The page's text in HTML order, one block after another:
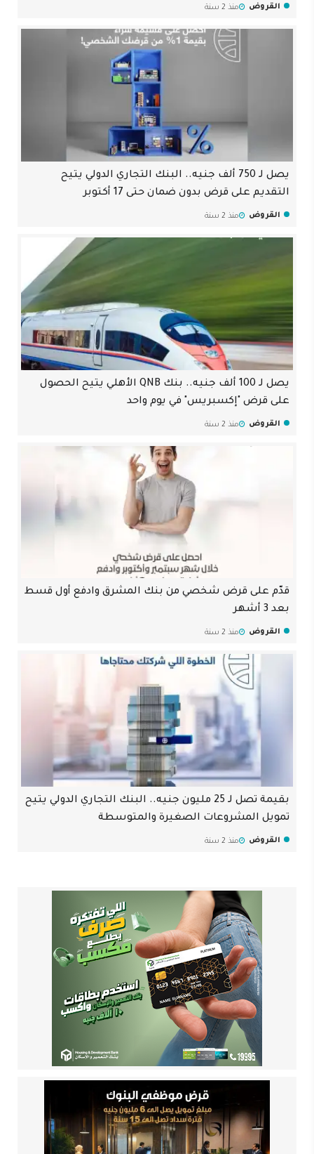
القروض منذ 2 سنة
يصل لـ 750 ألف جنيه.. البنك التجاري الدولي يتيح
التقديم على قرض بدون ضمان حتى 17 أكتوبر
القروض منذ 2 سنة
يصل لـ 100 ألف جنيه.. بنك QNB الأهلي يتيح الحصول
على قرض "إكسبريس" في يوم واحد
القروض منذ 2 سنة
قدّم على قرض شخصي من بنك المشرق وادفع أول قسط
بعد 3 أشهر
القروض منذ 2 سنة
بقيمة تصل لـ 25 مليون جنيه.. البنك التجاري الدولي يتيح
تمويل المشروعات الصغيرة والمتوسطة
القروض منذ 2 سنة